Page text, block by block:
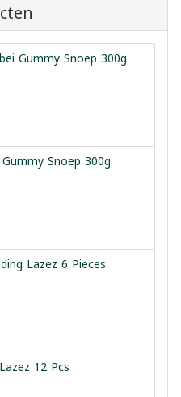
Gummy Snoep 300g
Snoep 300g
Lazez 6 Pieces
12 Pcs